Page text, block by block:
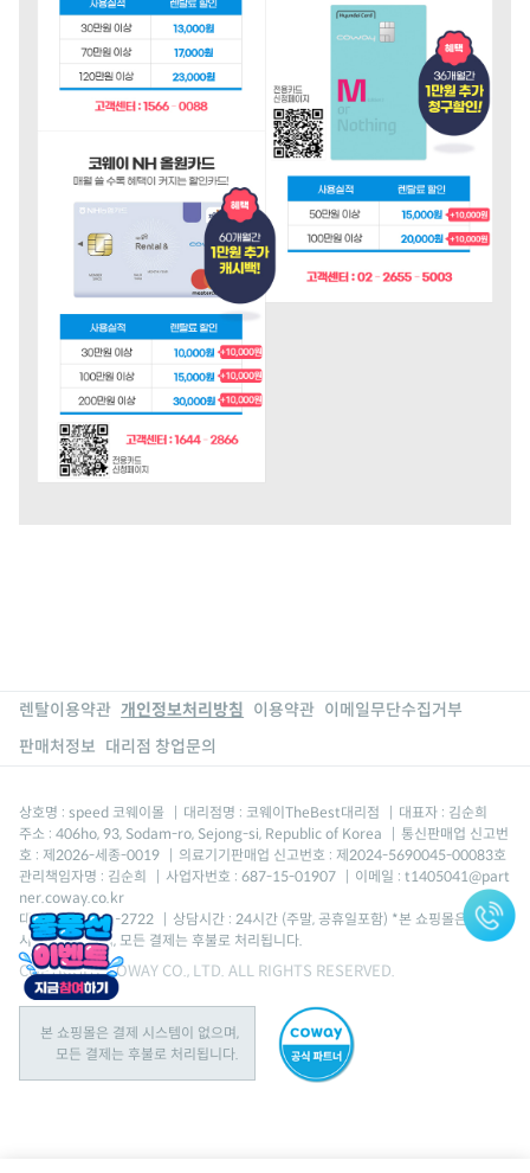
렌탈이용약관 개인정보처리방침 이용약관 이메일무단수집거부
판매처정보 대리점 창업문의
상호명 : speed 코웨이몰 대리점명 : 코웨이TheBest대리점
대표자 : 김순희
주소 : 406ho, 93, Sodam-ro, Sejong-si, Republic of Korea
통신판매업 신고번
호 : 제2026-세종-0019
의료기기판매업 신고번호 : 제2024-5690045-00083호
관리책임자명 : 김순희
사업자번호 : 687-15-01907
이메일 : t1405041@part
ner.coway.co.kr
대표번호 : 1688-2722
상담시간 : 24시간 (주말, 공휴일포함) *본 쇼핑몰은 결제
시스템이 없으며, 모든 결제는 후불로 처리됩니다.
COPYRIGHT COWAY CO., LTD. ALL RIGHTS RESERVED.
본 쇼핑몰은 결제 시스템이 없으며,
모든 결제는 후불로 처리됩니다.